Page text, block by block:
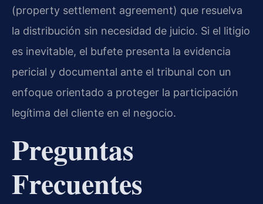
(property settlement agreement) que resuelva
la distribución sin necesidad de juicio. Si el litigio
es inevitable, el bufete presenta la evidencia
pericial y documental ante el tribunal con un
enfoque orientado a proteger la participación
legítima del cliente en el negocio.
Preguntas
Frecuentes